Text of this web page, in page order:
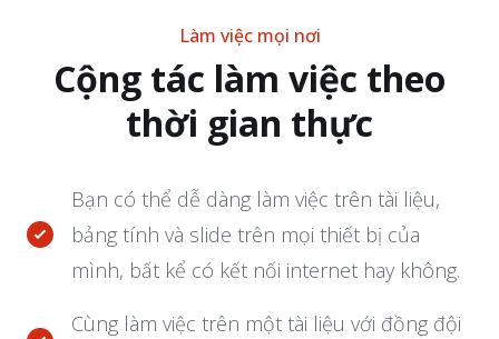
Làm việc mọi nơi
Cộng tác làm việc theo
thời gian thực
Bạn có thể dễ dàng làm việc trên tài liệu,
bảng tính và slide trên mọi thiết bị của
mình, bất kể có kết nối internet hay không.
Cùng làm việc trên một tài liệu với đồng đội